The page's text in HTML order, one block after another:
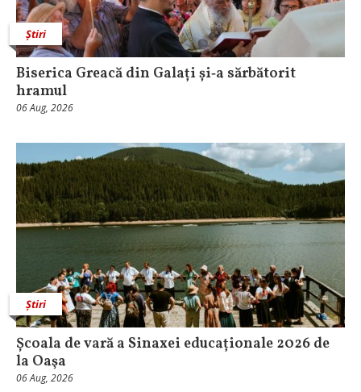
Știri
Biserica Greacă din Galați și‑a sărbătorit
hramul
06 Aug, 2026
Știri
Școala de vară a Sinaxei educaționale 2026 de
la Oaşa
06 Aug, 2026